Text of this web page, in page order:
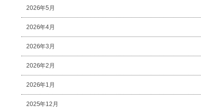
2026年5月
2026年4月
2026年3月
2026年2月
2026年1月
2025年12月